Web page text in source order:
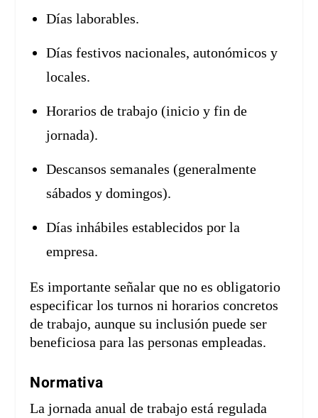
Días laborables.
Días festivos nacionales, autonómicos y
locales.
Horarios de trabajo (inicio y fin de
jornada).
Descansos semanales (generalmente
sábados y domingos).
Días inhábiles establecidos por la
empresa.
Es importante señalar que no es obligatorio
especificar los turnos ni horarios concretos
de trabajo, aunque su inclusión puede ser
beneficiosa para las personas empleadas.
Normativa
La jornada anual de trabajo está regulada